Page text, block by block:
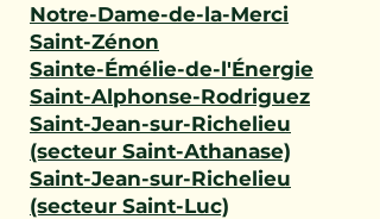
Notre-Dame-de-la-Merci
Saint-Zénon
Sainte-Émélie-de-l'Énergie
Saint-Alphonse-Rodriguez
Saint-Jean-sur-Richelieu
(secteur Saint-Athanase)
Saint-Jean-sur-Richelieu
(secteur Saint-Luc)